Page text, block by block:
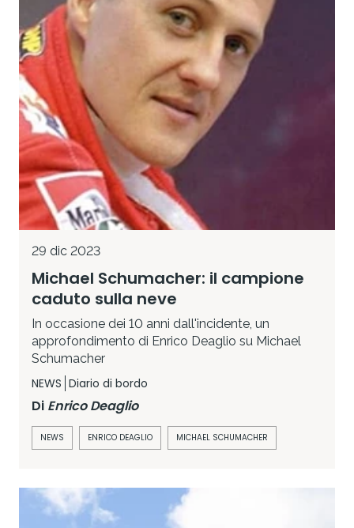
29 dic 2023
Michael Schumacher: il campione
caduto sulla neve
In occasione dei 10 anni dall'incidente, un
approfondimento di Enrico Deaglio su Michael
Schumacher
NEWS Diario di bordo
Di Enrico Deaglio
NEWS ENRICO DEAGLIO MICHAEL SCHUMACHER